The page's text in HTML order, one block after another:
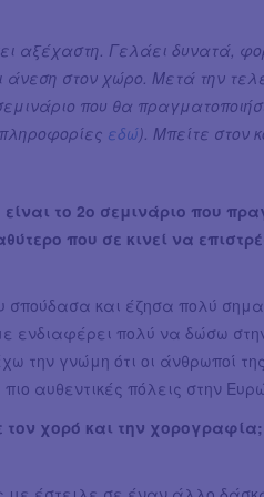
αξέχαστη. Γελάει δυνατά,
άνεση στον χώρο. Μετά την
που θα
εδώ). Μπείτε στον
το 2ο σεμινάριο που
που σε κινεί να
και έζησα πολύ
ενδιαφέρει πολύ να δώσω
την γνώμη ότι οι άνθρωποί
αυθεντικές πόλεις στην
χορό και την χορογραφία;